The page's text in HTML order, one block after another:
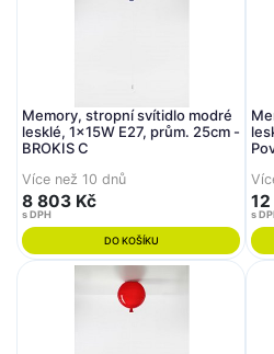
Memory, stropní svítidlo modré
lesklé, 1x15W E27, prům. 25cm -
BROKIS C
Více než 10 dnů
8 803 Kč
s DPH
DO KOŠÍKU
s